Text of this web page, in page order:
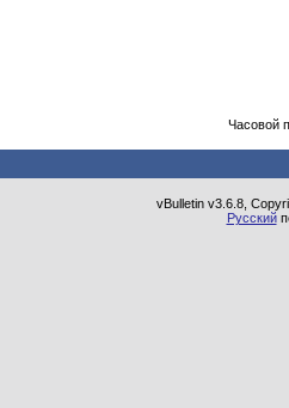
Часовой
vBulletin v3.6.8,
Русский